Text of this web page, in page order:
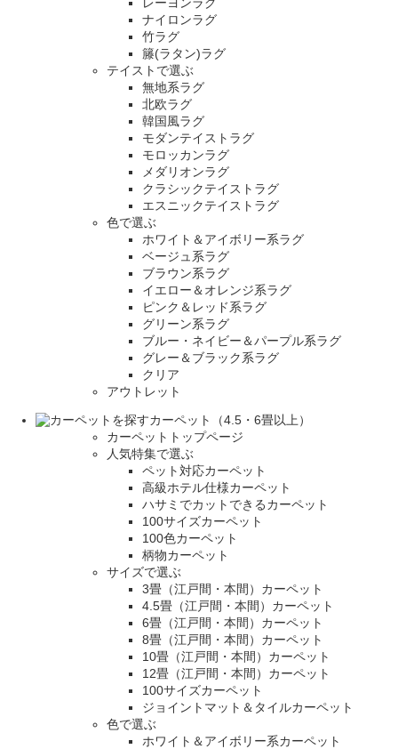
ナイロンラグ
竹ラグ
籐(ラタン)ラグ
テイストで選ぶ
無地系ラグ
北欧ラグ
韓国風ラグ
モダンテイストラグ
モロッカンラグ
メダリオンラグ
クラシックテイストラグ
エスニックテイストラグ
色で選ぶ
ホワイト＆アイボリー系ラグ
ベージュ系ラグ
ブラウン系ラグ
イエロー＆オレンジ系ラグ
ピンク＆レッド系ラグ
グリーン系ラグ
ブルー・ネイビー＆パープル系ラグ
グレー＆ブラック系ラグ
クリア
アウトレット
カーペット（4.5・6畳以上）
カーペットトップページ
人気特集で選ぶ
ペット対応カーペット
高級ホテル仕様カーペット
ハサミでカットできるカーペット
100サイズカーペット
100色カーペット
柄物カーペット
サイズで選ぶ
3畳（江戸間・本間）カーペット
4.5畳（江戸間・本間）カーペット
6畳（江戸間・本間）カーペット
8畳（江戸間・本間）カーペット
10畳（江戸間・本間）カーペット
12畳（江戸間・本間）カーペット
100サイズカーペット
ジョイントマット＆タイルカーペット
色で選ぶ
ホワイト＆アイボリー系カーペット